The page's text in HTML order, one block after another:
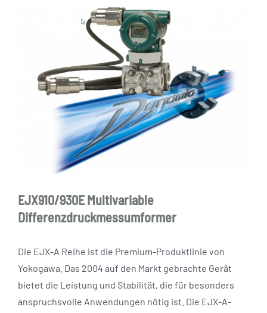
EJX910/930E Multivariable
Differenzdruckmessumformer
Die EJX-A Reihe ist die Premium-Produktlinie von
Yokogawa. Das 2004 auf den Markt gebrachte Gerät
bietet die Leistung und Stabilität, die für besonders
anspruchsvolle Anwendungen nötig ist. Die EJX-A-